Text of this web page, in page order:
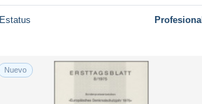
Estatus Profesional
Nuevo